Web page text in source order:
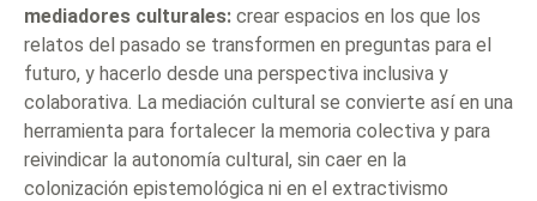
mediadores culturales: crear espacios en los que los
relatos del pasado se transformen en preguntas para el
futuro, y hacerlo desde una perspectiva inclusiva y
colaborativa. La mediación cultural se convierte así en una
herramienta para fortalecer la memoria colectiva y para
reivindicar la autonomía cultural, sin caer en la
colonización epistemológica ni en el extractivismo